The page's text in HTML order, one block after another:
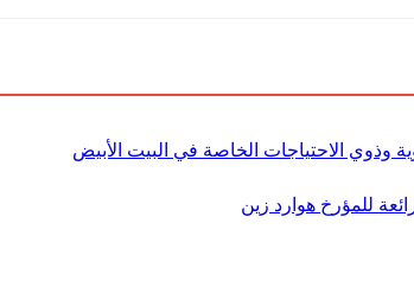
وذوي الاحتياجات الخاصة في البيت الأبيض
للمؤرخ هوارد زين